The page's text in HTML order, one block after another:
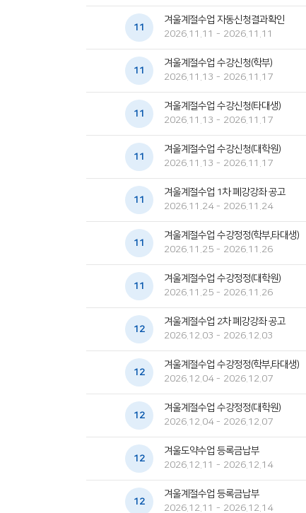
11
겨울계절수업 자동신청결과확인
2026.11.11 - 2026.11.11
11
겨울계절수업 수강신청(학부)
2026.11.13 - 2026.11.17
11
겨울계절수업 수강신청(타대생)
2026.11.13 - 2026.11.17
11
겨울계절수업 수강신청(대학원)
2026.11.13 - 2026.11.17
11
겨울계절수업 1차 폐강강좌 공고
2026.11.24 - 2026.11.24
11
겨울계절수업 수강정정(학부,타대생)
2026.11.25 - 2026.11.26
11
겨울계절수업 수강정정(대학원)
2026.11.25 - 2026.11.26
12
겨울계절수업 2차 폐강강좌 공고
2026.12.03 - 2026.12.03
12
겨울계절수업 수강정정(학부,타대생)
2026.12.04 - 2026.12.07
12
겨울계절수업 수강정정(대학원)
2026.12.04 - 2026.12.07
12
겨울도약수업 등록금납부
2026.12.11 - 2026.12.14
12
겨울계절수업 등록금납부
2026.12.11 - 2026.12.14